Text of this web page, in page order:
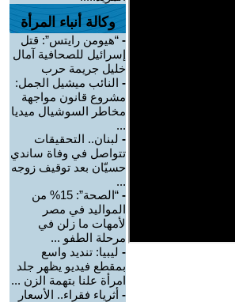
وكالة أنباء المرأة
- “هيومن رايتس”: قتل
إسرائيل للصحافية آمال
خليل جريمة حرب
- النائب ميشيل الجمل:
مشروع قانون مواجهة
مخاطر السوشيال ميديا
...
- لبنان.. التحقيقات
تتواصل في وفاة ساندي
حسيّان بعد توقيف زوجه
...
-
“الصحة”: 15% من
المواليد في مصر
لأمهات ما زلن في
مرحلة الطفو ...
- ليبيا: تنديد واسع
بمقطع فيديو يظهر جلد
امرأة علنا بتهمة الزن ...
- أثرياء فقراء.. الأسعار